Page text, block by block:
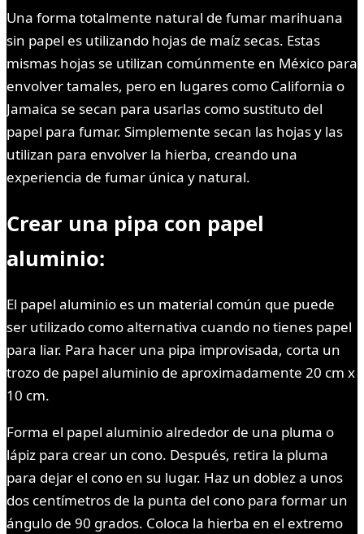
Una forma totalmente natural de fumar marihuana
sin papel es utilizando hojas de maíz secas. Estas
mismas hojas se utilizan comúnmente en México para
envolver tamales, pero en lugares como California o
Jamaica se secan para usarlas como sustituto del
papel para fumar. Simplemente secan las hojas y las
utilizan para envolver la hierba, creando una
experiencia de fumar única y natural.
Crear una pipa con papel
aluminio:
El papel aluminio es un material común que puede
ser utilizado como alternativa cuando no tienes papel
para liar. Para hacer una pipa improvisada, corta un
trozo de papel aluminio de aproximadamente 20 cm x
10 cm.
Forma el papel aluminio alrededor de una pluma o
lápiz para crear un cono. Después, retira la pluma
para dejar el cono en su lugar. Haz un doblez a unos
dos centímetros de la punta del cono para formar un
ángulo de 90 grados. Coloca la hierba en el extremo